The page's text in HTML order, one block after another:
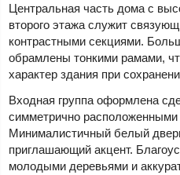
Центральная часть дома с
второго этажа служит
контрастными секциями.
обрамлены тонкими рамами,
характер здания при
Входная группа оформлена
симметрично
Минималистичный белый
приглашающий акцент.
молодыми деревьями и